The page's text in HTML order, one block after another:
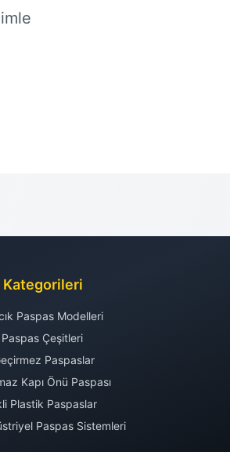
Kategorileri
Paspas Modelleri
Paspas Çeşitleri
Paspaslar
Kapı Önü Paspası
Plastik Paspaslar
Paspas Sistemleri